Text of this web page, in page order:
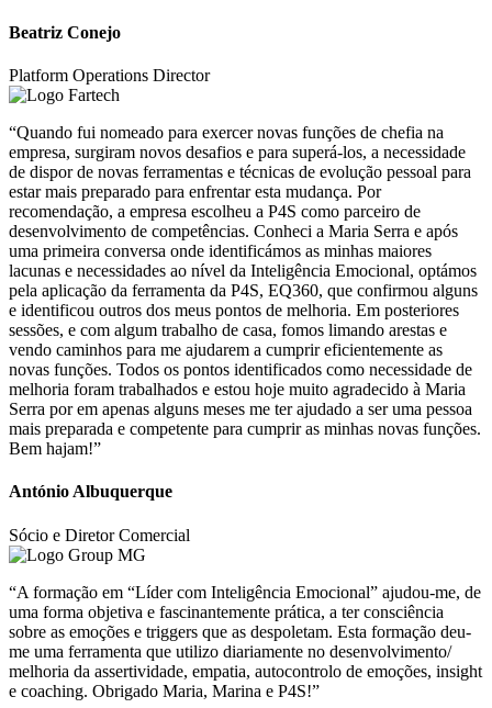
Beatriz Conejo
Platform Operations Director
“Quando fui nomeado para exercer novas funções de chefia na
empresa, surgiram novos desafios e para superá-los, a necessidade
de dispor de novas ferramentas e técnicas de evolução pessoal para
estar mais preparado para enfrentar esta mudança. Por
recomendação, a empresa escolheu a P4S como parceiro de
desenvolvimento de competências. Conheci a Maria Serra e após
uma primeira conversa onde identificámos as minhas maiores
lacunas e necessidades ao nível da Inteligência Emocional, optámos
pela aplicação da ferramenta da P4S, EQ360, que confirmou alguns
e identificou outros dos meus pontos de melhoria. Em posteriores
sessões, e com algum trabalho de casa, fomos limando arestas e
vendo caminhos para me ajudarem a cumprir eficientemente as
novas funções. Todos os pontos identificados como necessidade de
melhoria foram trabalhados e estou hoje muito agradecido à Maria
Serra por em apenas alguns meses me ter ajudado a ser uma pessoa
mais preparada e competente para cumprir as minhas novas funções.
Bem hajam!”
António Albuquerque
Sócio e Diretor Comercial
“A formação em “Líder com Inteligência Emocional” ajudou-me, de
uma forma objetiva e fascinantemente prática, a ter consciência
sobre as emoções e triggers que as despoletam. Esta formação deu-
me uma ferramenta que utilizo diariamente no desenvolvimento/
melhoria da assertividade, empatia, autocontrolo de emoções, insight
e coaching. Obrigado Maria, Marina e P4S!”